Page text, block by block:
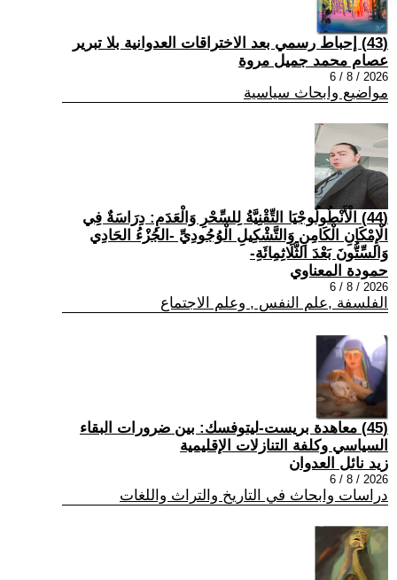
(43) إحباط رسمي بعد الاختراقات العدوانية بلا تبرير
عصام محمد جميل مروة
2026 / 8 / 6
مواضيع وابحاث سياسية
(44) الْأَنْطُولُوجْيَا التِّقْنِيَّةُ لِلسِّحْرِ وَالْعَدَمِ: دِرَاسَةٌ فِي
الْإِمْكَانِ الْكَامِنِ وَالتَّشْكِيلِ الْوُجُودِيِّ -الجُزْءُ الحَادِي
وَالسِّتُّونَ بَعْدَ الثَّلَاثِمِائَةِ-
حمودة المعناوي
2026 / 8 / 6
الفلسفة ,علم النفس , وعلم الاجتماع
(45) معاهدة بريست-ليتوفسك: بين ضرورات البقاء
السياسي وكلفة التنازلات الإقليمية
زيد نائل العدوان
2026 / 8 / 6
دراسات وابحاث في التاريخ والتراث واللغات